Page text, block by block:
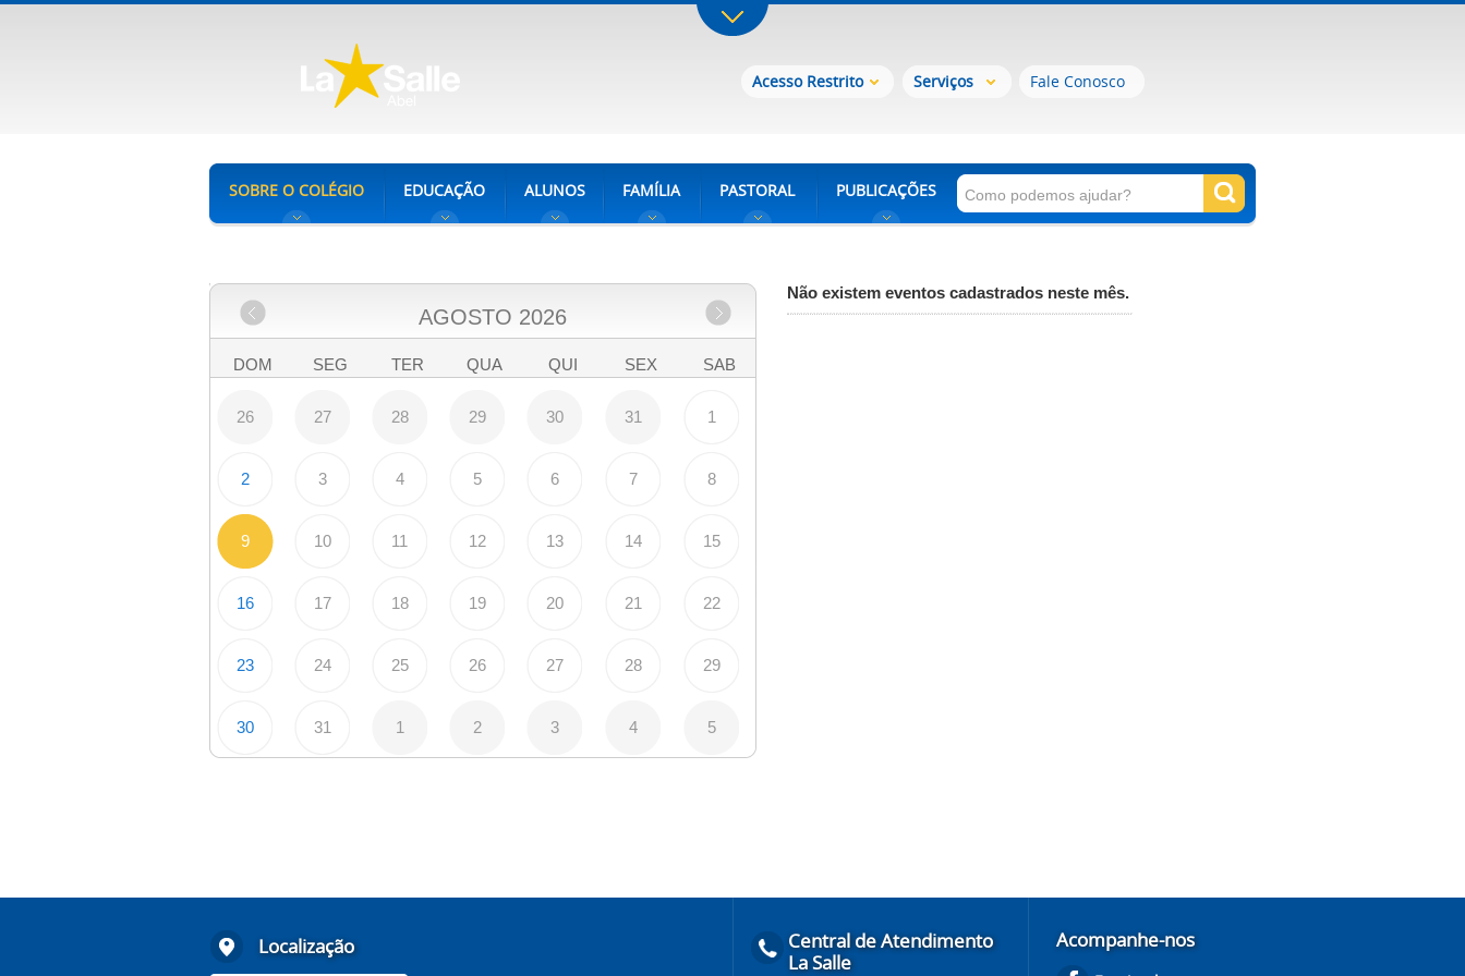
Acesso Restrito Serviços Fale Conosco
SOBRE O COLÉGIO EDUCAÇÃO ALUNOS FAMÍLIA PASTORAL PUBLICAÇÕES
AGOSTO 2026
DOM SEG TER QUA QUI SEX SAB
26 27 28 29 30 31 1
2 3 4 5 6 7 8
9 10 11 12 13 14 15
16 17 18 19 20 21 22
23 24 25 26 27 28 29
30 31 1 2 3 4 5
Não existem eventos cadastrados neste mês.
Localização
Central de Atendimento
La Salle
Acompanhe-nos